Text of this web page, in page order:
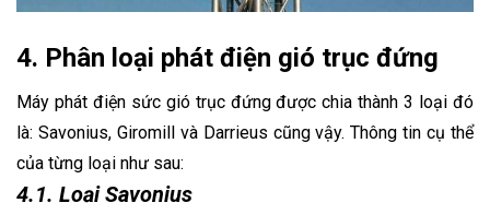
4. Phân loại phát điện gió trục đứng
Máy phát điện sức gió trục đứng được chia thành 3 loại đó
là: Savonius, Giromill và Darrieus cũng vậy. Thông tin cụ thể
của từng loại như sau:
4.1. Loại Savonius